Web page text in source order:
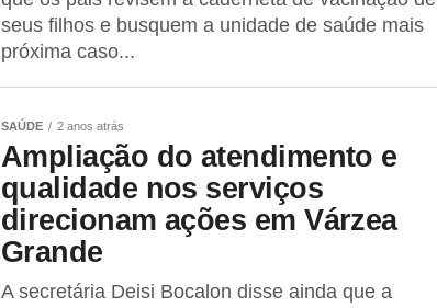
seus filhos e busquem a unidade de saúde mais
próxima caso...
SAÚDE 2 anos atrás
Ampliação do atendimento e
qualidade nos serviços
direcionam ações em Várzea
Grande
A secretária Deisi Bocalon disse ainda que a